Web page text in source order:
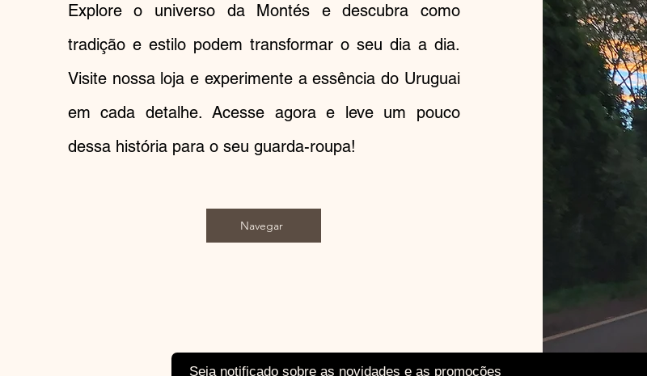
Explore o universo da Montés e descubra como
tradição e estilo podem transformar o seu dia a dia.
Visite nossa loja e experimente a essência do Uruguai
em cada detalhe. Acesse agora e leve um pouco
dessa história para o seu guarda-roupa!
Navegar
Seja notificado sobre as novidades e as promoções